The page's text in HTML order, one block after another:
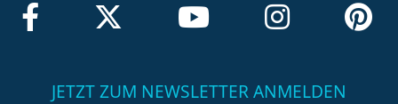
JETZT ZUM NEWSLETTER ANMELDEN